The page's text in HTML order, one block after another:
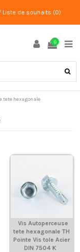
Liste de souhaits (0)
0
tete hexagonale
Vis Autoperceuse
tete hexagonale TH
Pointe Vis tole Acier
DIN 7504 K